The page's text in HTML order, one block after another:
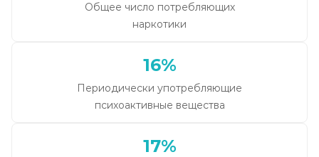
Общее число потребляющих
наркотики
16%
Периодически употребляющие
психоактивные вещества
17%